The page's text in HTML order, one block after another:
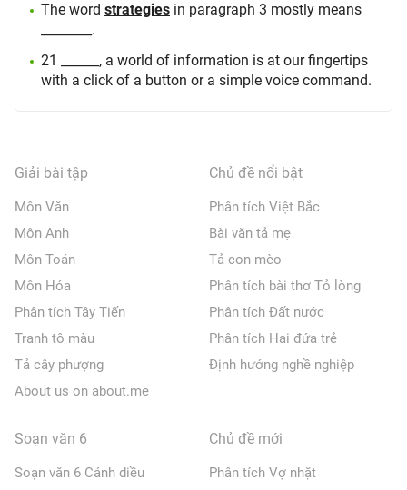
The word strategies in paragraph 3 mostly means
________.
21 ______, a world of information is at our fingertips
with a click of a button or a simple voice command.
Giải bài tập
Môn Văn
Môn Anh
Môn Toán
Môn Hóa
Phân tích Tây Tiến
Tranh tô màu
Tả cây phượng
About us on about.me
Chủ đề nổi bật
Phân tích Việt Bắc
Bài văn tả mẹ
Tả con mèo
Phân tích bài thơ Tỏ lòng
Phân tích Đất nước
Phân tích Hai đứa trẻ
Định hướng nghề nghiệp
Soạn văn 6
Soạn văn 6 Cánh diều
Chủ đề mới
Phân tích Vợ nhặt